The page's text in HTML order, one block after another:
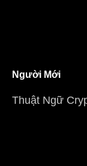
Người Mới
Thuật Ngữ